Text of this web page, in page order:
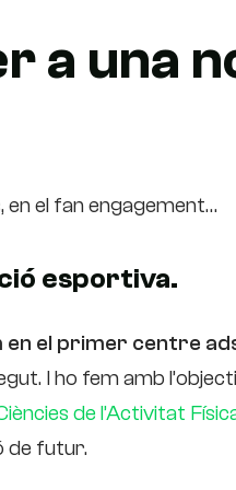
a una
en el fan engagement…
esportiva.
en el primer centre
I ho fem amb
de l’Activitat
de futur.